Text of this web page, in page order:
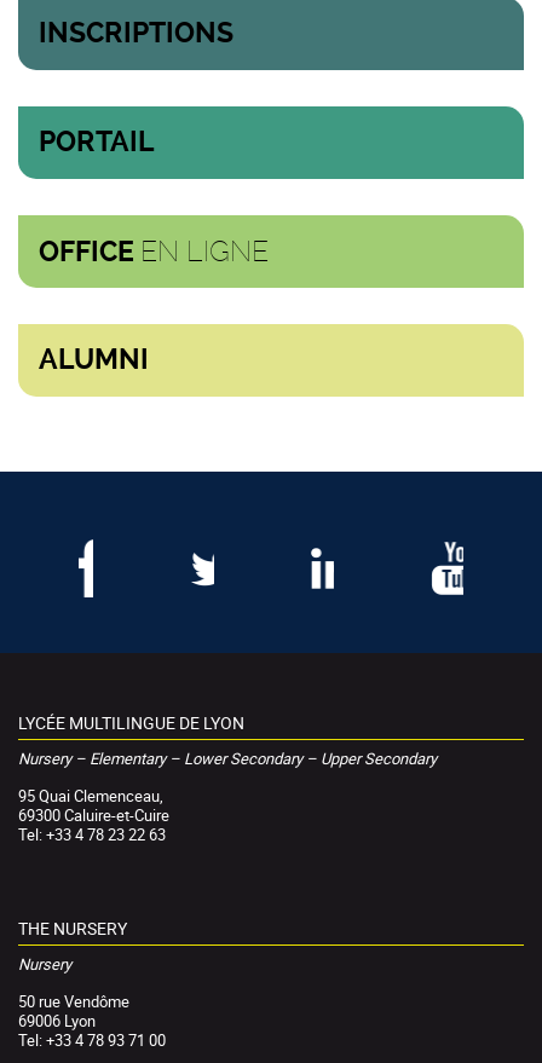
INSCRIPTIONS
PORTAIL
OFFICE EN LIGNE
ALUMNI
LYCÉE MULTILINGUE DE LYON
Nursery – Elementary – Lower Secondary – Upper Secondary
95 Quai Clemenceau,
69300 Caluire-et-Cuire
Tel: +33 4 78 23 22 63
THE NURSERY
Nursery
50 rue Vendôme
69006 Lyon
Tel: +33 4 78 93 71 00